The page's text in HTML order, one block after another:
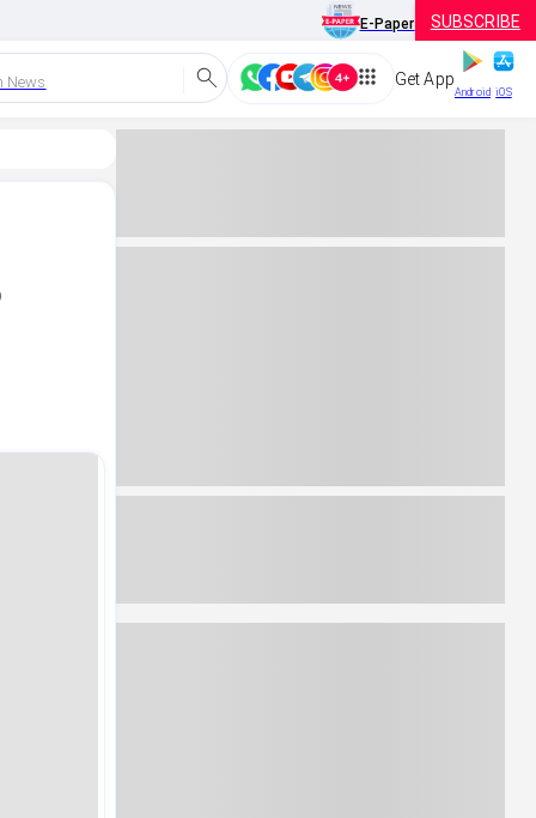
E-Paper SUBSCRIBE
News Get App
Android iOS